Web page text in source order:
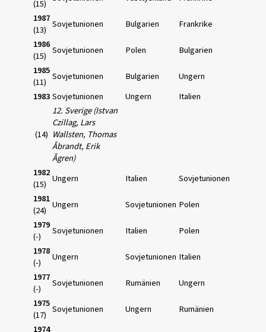
(15)
1987
(13) Sovjetunionen Bulgarien
Frankrike
1986
(15) Sovjetunionen Polen
Bulgarien
1985
(11) Sovjetunionen Bulgarien
Ungern
1983Sovjetunionen Ungern Italien
(14)
12. Sverige (Istvan
Czillag, Lars
Wallsten, Thomas
Åbrandt, Erik
Ågren)
1982
(15) Ungern Italien
Sovjetunionen
1981
(24) Ungern Sovjetunionen Polen
1979
(-)
Sovjetunionen Italien
Polen
1978
(-)
Ungern Sovjetunionen Italien
1977
(-)
Sovjetunionen Rumänien
Ungern
1975
(17) Sovjetunionen Ungern
Rumänien